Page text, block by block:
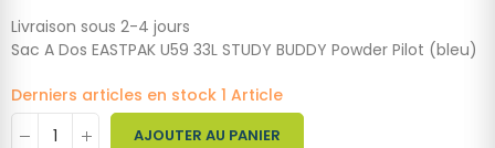
Livraison sous 2-4 jours
Sac A Dos EASTPAK U59 33L STUDY BUDDY Powder Pilot (bleu)
Derniers articles en stock 1 Article
AJOUTER AU PANIER